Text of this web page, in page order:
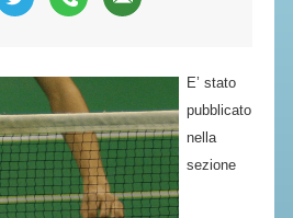
E’ stato
pubblicato
nella
sezione
FEDERALE
E BANDI
SOCIALE